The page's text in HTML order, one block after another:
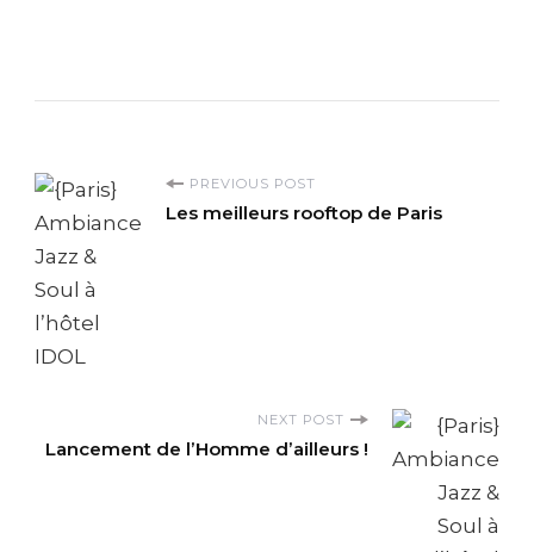
P
o
s
t
a
PREVIOUS POST
Les meilleurs rooftop de Paris
NEXT POST
Lancement de l’Homme d’ailleurs !